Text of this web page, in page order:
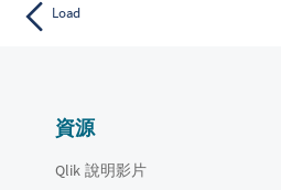
Load
資源
Qlik 說明影片